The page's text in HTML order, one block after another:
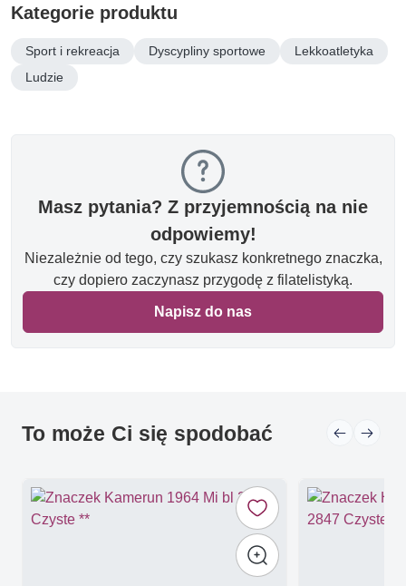
Kategorie produktu
Sport i rekreacja Dyscypliny sportowe
Lekkoatletyka
Ludzie
Masz pytania? Z przyjemnością na nie
odpowiemy!
Niezależnie od tego, czy szukasz konkretnego znaczka,
czy dopiero zaczynasz przygodę z filatelistyką.
Napisz do nas
To może Ci się spodobać